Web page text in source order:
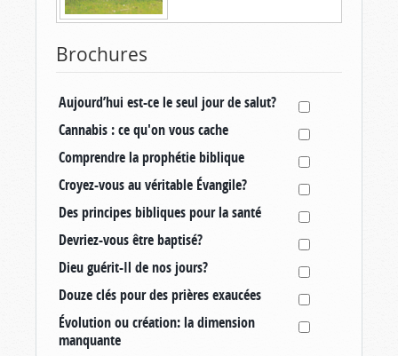
Brochures
Aujourd’hui est-ce le seul jour de salut?
Cannabis : ce qu'on vous cache
Comprendre la prophétie biblique
Croyez-vous au véritable Évangile?
Des principes bibliques pour la santé
Devriez-vous être baptisé?
Dieu guérit-Il de nos jours?
Douze clés pour des prières exaucées
Évolution ou création: la dimension
manquante